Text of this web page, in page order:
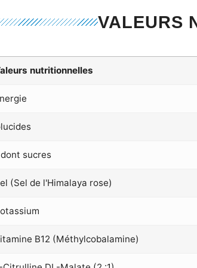
VALEURS
nutritionnelles
sucres
(Sel de l'Himalaya rose)
B12 (Méthylcobalamine)